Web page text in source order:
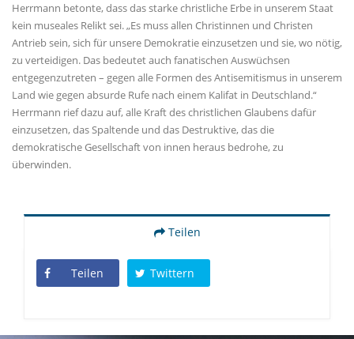
Herrmann betonte, dass das starke christliche Erbe in unserem Staat
kein museales Relikt sei. „Es muss allen Christinnen und Christen
Antrieb sein, sich für unsere Demokratie einzusetzen und sie, wo nötig,
zu verteidigen. Das bedeutet auch fanatischen Auswüchsen
entgegenzutreten – gegen alle Formen des Antisemitismus in unserem
Land wie gegen absurde Rufe nach einem Kalifat in Deutschland.“
Herrmann rief dazu auf, alle Kraft des christlichen Glaubens dafür
einzusetzen, das Spaltende und das Destruktive, das die
demokratische Gesellschaft von innen heraus bedrohe, zu
überwinden.
Teilen
Teilen Twittern